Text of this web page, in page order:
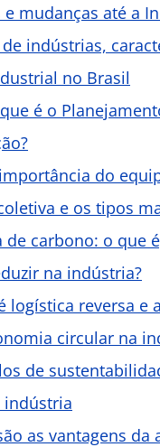
e mudanças até a
indústrias,
no Brasil
que é o
importância do
e os tipos
de carbono: o que
na indústria?
logística reversa e
circular na
de
indústria
as vantagens da